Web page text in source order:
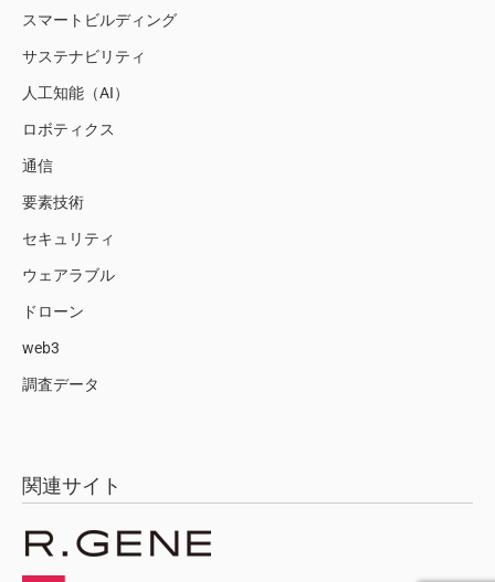
スマートビルディング
サステナビリティ
人工知能（AI）
ロボティクス
通信
要素技術
セキュリティ
ウェアラブル
ドローン
web3
調査データ
関連サイト